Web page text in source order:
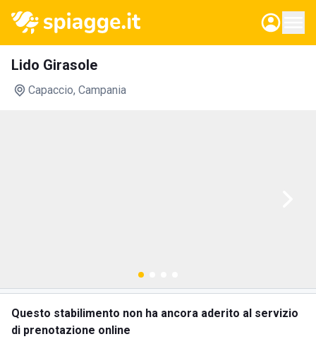
Lido Girasole
Capaccio, Campania
Questo stabilimento non ha ancora aderito al servizio
di prenotazione online